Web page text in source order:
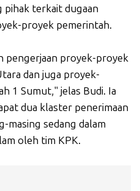
pihak terkait dugaan
proyek pemerintah.
pengerjaan proyek-proyek
dan juga proyek-
1 Sumut," jelas Budi. Ia
dua klaster penerimaan
masing sedang dalam
oleh tim KPK.